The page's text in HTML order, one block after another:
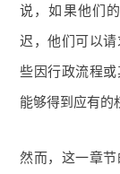
说，如果他们
迟，他们可以
些因行政流程
能够得到应有的
然而，这一章